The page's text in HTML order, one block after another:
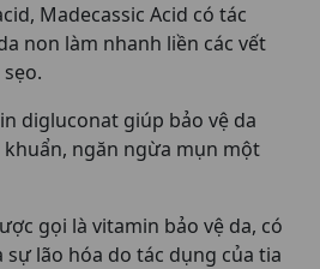
Madecassic Acid có tác
non làm nhanh liền các vết
digluconat giúp bảo vệ da
ngăn ngừa mụn một
gọi là vitamin bảo vệ da, có
lão hóa do tác dụng của tia